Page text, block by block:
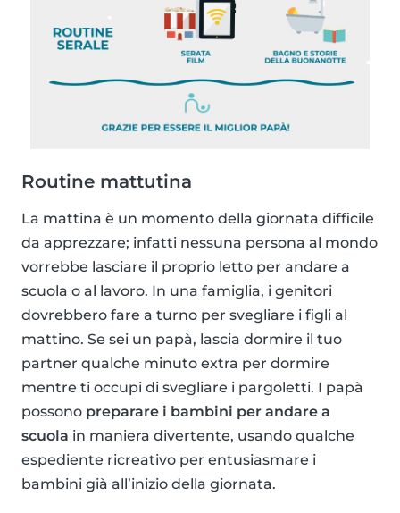
Routine mattutina
La mattina è un momento della giornata difficile
da apprezzare; infatti nessuna persona al mondo
vorrebbe lasciare il proprio letto per andare a
scuola o al lavoro. In una famiglia, i genitori
dovrebbero fare a turno per svegliare i figli al
mattino. Se sei un papà, lascia dormire il tuo
partner qualche minuto extra per dormire
mentre ti occupi di svegliare i pargoletti. I papà
possono preparare i bambini per andare a
scuola in maniera divertente, usando qualche
espediente ricreativo per entusiasmare i
bambini già all’inizio della giornata.